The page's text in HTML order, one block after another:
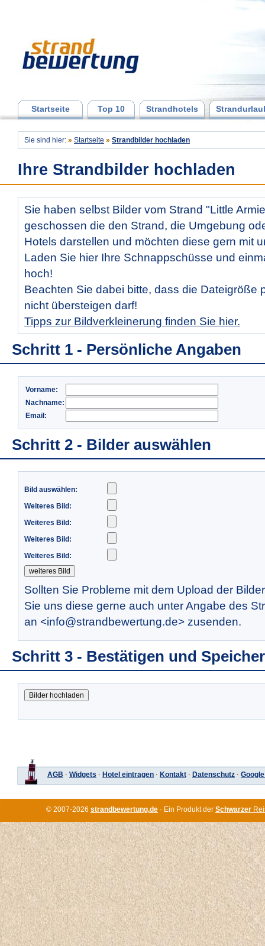
Startseite Top 10 Strandhotels
Sie sind hier: » Startseite » Strandbilder hochladen
Ihre Strandbilder hochladen
Sie haben selbst Bilder vom Strand "Little
geschossen die den Strand, die Umgebung
Hotels darstellen und möchten diese gern mit
Laden Sie hier Ihre Schnappschüsse und
hoch!
Beachten Sie dabei bitte, dass die Dateigröße
nicht übersteigen darf!
Tipps zur Bildverkleinerung finden Sie hier.
Schritt 1 - Persönliche Angaben
Vorname:
Nachname:
Email:
Schritt 2 - Bilder auswählen
Bild auswählen:
Weiteres Bild:
Weiteres Bild:
Weiteres Bild:
Weiteres Bild:
Sollten Sie Probleme mit dem Upload der
Sie uns diese gerne auch unter Angabe des
an <info@strandbewertung.de> zusenden.
Schritt 3 - Bestätigen und
AGB · Widgets · Hotel eintragen · Kontakt · Datenschutz ·
© 2007-2026 strandbewertung.de · Ein Produkt der Schwarzer